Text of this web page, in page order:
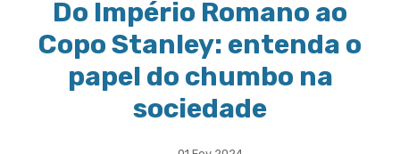
Do Império Romano ao
Copo Stanley: entenda o
papel do chumbo na
sociedade